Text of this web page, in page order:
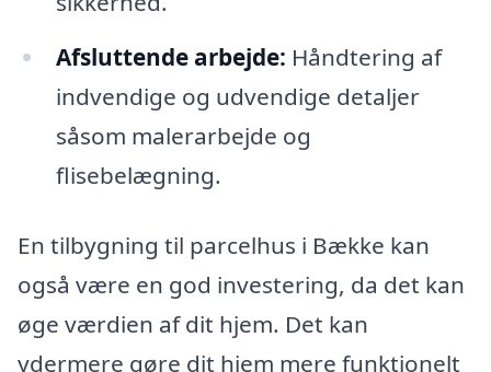
Afsluttende arbejde: Håndtering af
indvendige og udvendige detaljer
såsom malerarbejde og
flisebelægning.
En tilbygning til parcelhus i Bække kan
også være en god investering, da det kan
øge værdien af dit hjem. Det kan
ydermere gøre dit hjem mere funktionelt